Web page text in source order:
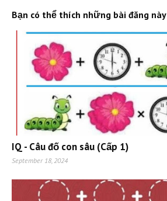
Bạn có thể thích những bài đăng này
IQ - Câu đố con sâu (Cấp 1)
September 18, 2024